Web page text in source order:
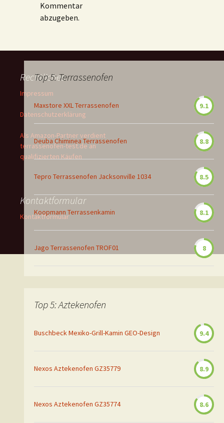
Kommentar
abzugeben.
Top 5: Terrassenofen
Maxstore XXL Terrassenofen 9.1
Deuba Chiminea Terrassenofen 8.8
Tepro Terrassenofen Jacksonville 1034 8.5
Koopmann Terrassenkamin 8.1
Jago Terrassenofen TROF01 8
Top 5: Aztekenofen
Buschbeck Mexiko-Grill-Kamin GEO-Design 9.4
Nexos Aztekenofen GZ35779 8.9
Nexos Aztekenofen GZ35774 8.6
Rechtliches
Impressum
Datenschutzerklärung
Als Amazon-Partner verdient
terrassenofen-test.de an
qualifizierten Käufen
Kontaktformular
Kontaktformular